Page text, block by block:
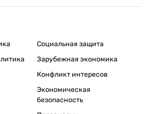
Социальная защита
Зарубежная экономика
Конфликт интересов
Экономическая
безопасность